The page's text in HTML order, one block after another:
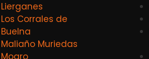
Lierganes
Los Corrales de
Buelna
Maliaño Muriedas